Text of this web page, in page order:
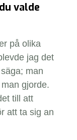
valde
på olika
jag det
man
gjorde.
till att
att ta sig an